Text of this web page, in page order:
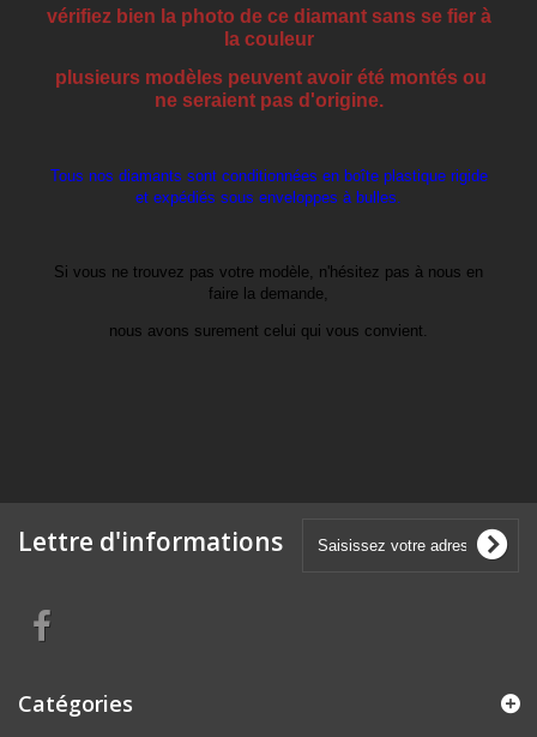
vérifiez bien la photo de ce diamant sans se fier à
la couleur
plusieurs modèles peuvent avoir été montés ou
ne seraient pas d'origine.
Tous nos diamants sont conditionnées en boîte plastique rigide
et expédiés sous enveloppes à bulles.
Si vous ne trouvez pas votre modèle, n'hésitez pas à nous en
faire la demande,
nous avons surement celui qui vous convient.
Lettre d'informations
Catégories